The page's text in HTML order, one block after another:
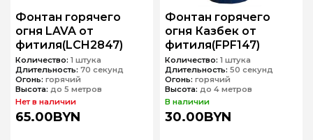
Фонтан горячего
огня LAVA от
фитиля(LCH2847)
Количество: 1 штука
Длительность: 70 секунд
Огонь: горячий
Высота: до 5 метров
Нет в наличии
65.00BYN
Фонтан горячего
огня Казбек от
фитиля(FPF147)
Количество: 1 штука
Длительность: 50 секунд
Огонь: горячий
Высота: до 4 метров
В наличии
30.00BYN